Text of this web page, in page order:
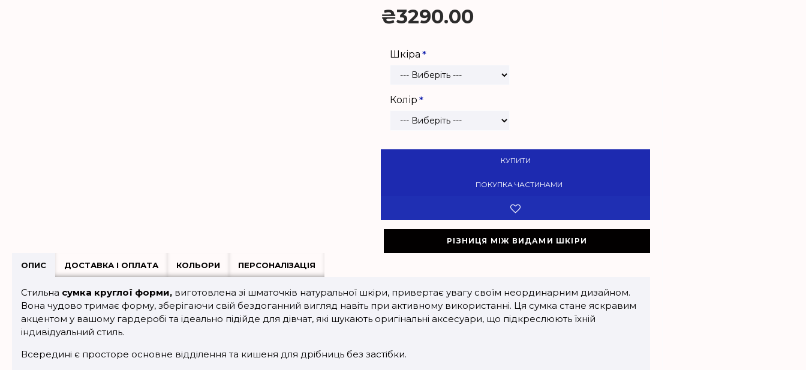
₴3290.00
Шкіра
Колір
КУПИТИ
ПОКУПКА ЧАСТИНАМИ
РІЗНИЦЯ МІЖ ВИДАМИ ШКІРИ
ОПИС ДОСТАВКА І ОПЛАТА КОЛЬОРИ ПЕРСОНАЛІЗАЦІЯ
Стильна сумка круглої форми, виготовлена зі шматочків натуральної шкіри, привертає увагу своїм неординарним дизайном.
Вона чудово тримає форму, зберігаючи свій бездоганний вигляд навіть при активному використанні. Ця сумка стане яскравим
акцентом у вашому гардеробі та ідеально підійде для дівчат, які шукають оригінальні аксесуари, що підкреслюють їхній
індивідуальний стиль.
Всередині є просторе основне відділення та кишеня для дрібниць без застібки.